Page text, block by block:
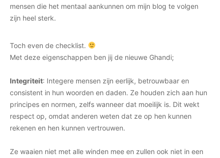
mensen die het mentaal aankunnen om mijn blog te volgen
zijn heel sterk.
Toch even de checklist.
Met deze eigenschappen ben jij de nieuwe Ghandi;
Integriteit: Integere mensen zijn eerlijk, betrouwbaar en
consistent in hun woorden en daden. Ze houden zich aan hun
principes en normen, zelfs wanneer dat moeilijk is. Dit wekt
respect op, omdat anderen weten dat ze op hen kunnen
rekenen en hen kunnen vertrouwen.
Ze waaien niet met alle winden mee en zullen ook niet in een